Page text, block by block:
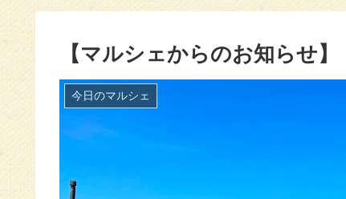
【マルシェからのお知らせ】
今日のマルシェ